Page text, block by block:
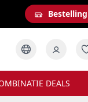
DEALS